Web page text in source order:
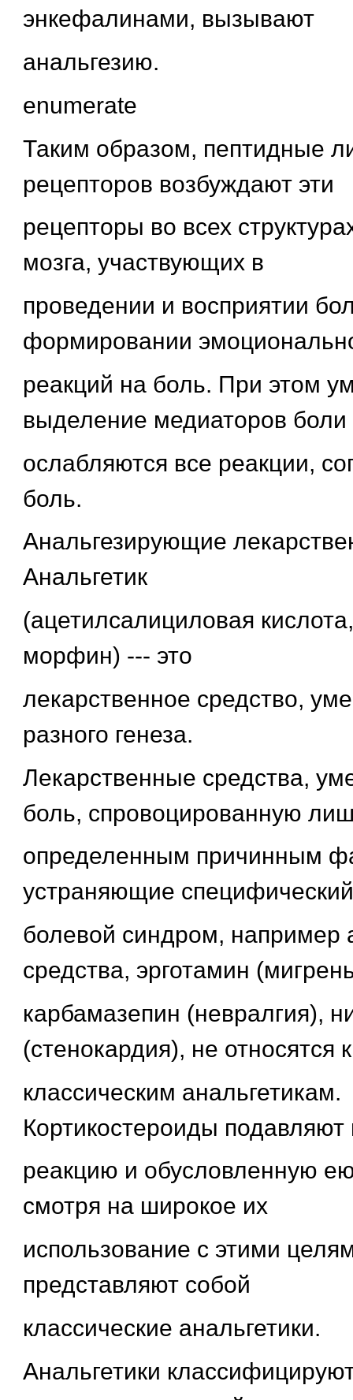
энкефалинами, вызывают
анальгезию.
enumerate
Таким образом, пептидные
рецепторов возбуждают эти
рецепторы во всех
мозга, участвующих в
проведении и восприятии
формировании
реакций на боль. При этом
выделение медиаторов боли
ослабляются все реакции,
боль.
Анальгезирующие
Анальгетик
(ацетилсалициловая
морфин) --- это
лекарственное средство,
разного генеза.
Лекарственные средства,
боль, спровоцированную
определенным причинным
устраняющие специфический
болевой синдром, например
средства, эрготамин
карбамазепин (невралгия),
(стенокардия), не относятся к
классическим анальгетикам.
Кортикостероиды
реакцию и обусловленную
смотря на широкое их
использование с этими
представляют собой
классические анальгетики.
Анальгетики